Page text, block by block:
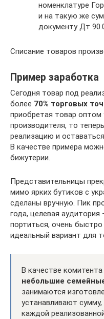
номенклатуре
и на такую же
документу Дт
Списание товаров
Пример заработка
Сегодня товар под
более 70% торговых
приобретая товар оптом
производителя, то
реализацию и
В качестве примера
бижутерии.
Представительницы
мимо ярких бутиков с
сделаны вручную. Пик
года, целевая
портиться, очень
идеальный вариант для
В качестве
небольшие
занимаются
устанавливают
каждой